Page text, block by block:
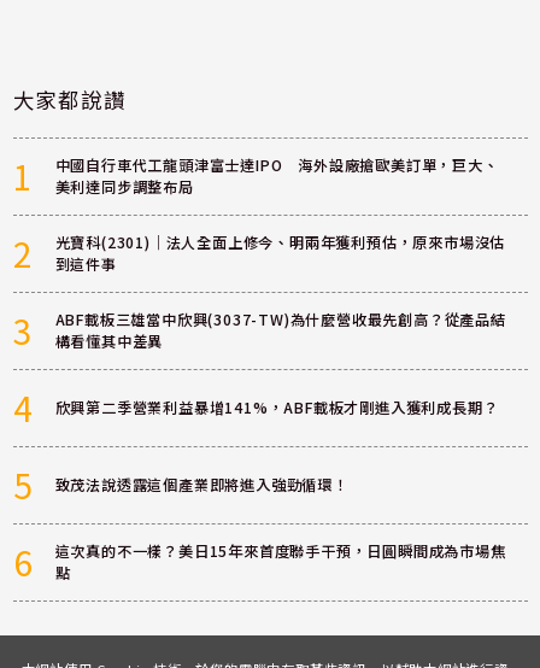
大家都說讚
1
中國自行車代工龍頭津富士達IPO 海外設廠搶歐美訂單，巨大、
美利達同步調整布局
2
光寶科(2301)｜法人全面上修今、明兩年獲利預估，原來市場沒估
到這件事
3
ABF載板三雄當中欣興(3037-TW)為什麼營收最先創高？從產品結
構看懂其中差異
4 欣興第二季營業利益暴增141%，ABF載板才剛進入獲利成長期？
5 致茂法說透露這個產業即將進入強勁循環！
6
這次真的不一樣？美日15年來首度聯手干預，日圓瞬間成為市場焦
點